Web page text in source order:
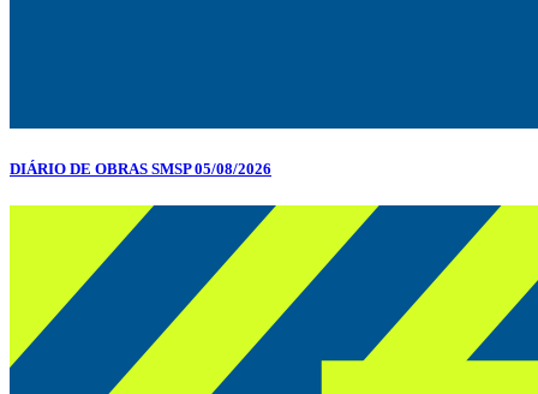
DIÁRIO DE OBRAS SMSP 05/08/2026